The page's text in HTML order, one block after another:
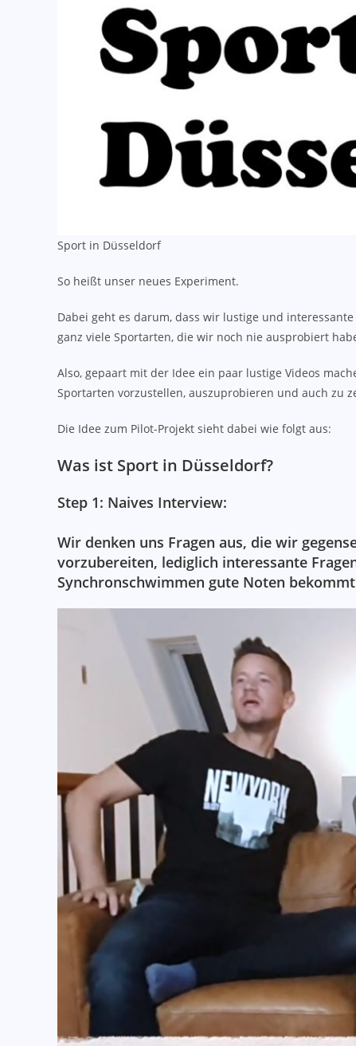
Sport in Düsseldorf
So heißt unser neues Experiment.
Dabei geht es darum, dass wir lustige und
ganz viele Sportarten, die wir noch nie ausprobiert
Also, gepaart mit der Idee ein paar lustige Videos
Sportarten vorzustellen, auszuprobieren und auch zu
Die Idee zum Pilot-Projekt sieht dabei wie folgt aus:
Was ist Sport in Düsseldorf?
Step 1: Naives Interview:
Wir denken uns Fragen aus, die wir
vorzubereiten, lediglich interessante
Synchronschwimmen gute Noten